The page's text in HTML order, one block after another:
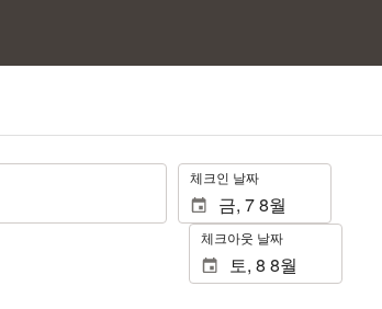
. 체크인 날짜
체크아웃 날짜